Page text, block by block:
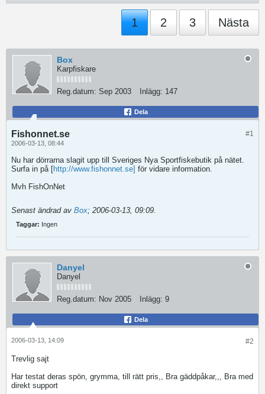
1 2 3 Nästa
Box
Karpfiskare
Reg.datum: Sep 2003 Inlägg: 147
Dela
#1
Fishonnet.se
2006-03-13, 08:44
Nu har dörrarna slagit upp till Sveriges Nya Sportfiskebutik på nätet.
Surfa in på [http://www.fishonnet.se] för vidare information.
Mvh FishOnNet
Senast ändrad av Box; 2006-03-13, 09:09.
Taggar: Ingen
Danyel
Danyel
Reg.datum: Nov 2005 Inlägg: 9
Dela
#2
2006-03-13, 14:09
Trevlig sajt
Har testat deras spön, grymma, till rätt pris,, Bra gäddpåkar,,, Bra med
direkt support